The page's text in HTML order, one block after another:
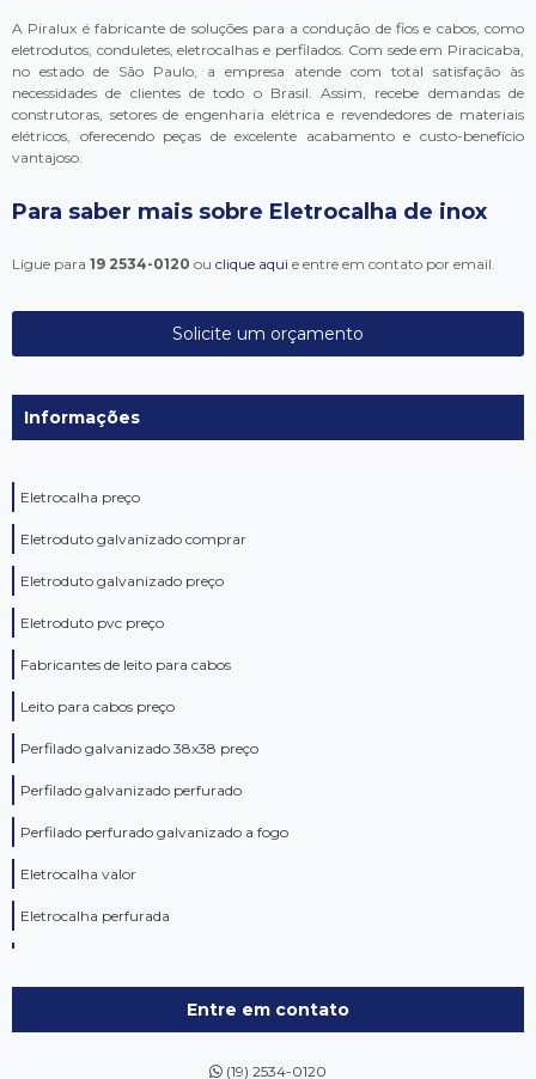
A Piralux é fabricante de soluções para a condução de fios e cabos, como
eletrodutos, conduletes, eletrocalhas e perfilados. Com sede em Piracicaba,
no estado de São Paulo, a empresa atende com total satisfação às
necessidades de clientes de todo o Brasil. Assim, recebe demandas de
construtoras, setores de engenharia elétrica e revendedores de materiais
elétricos, oferecendo peças de excelente acabamento e custo-benefício
vantajoso.
Para saber mais sobre Eletrocalha de inox
Ligue para 19 2534-0120 ou clique aqui e entre em contato por email.
Solicite um orçamento
Informações
Eletrocalha preço
Eletroduto galvanizado comprar
Eletroduto galvanizado preço
Eletroduto pvc preço
Fabricantes de leito para cabos
Leito para cabos preço
Perfilado galvanizado 38x38 preço
Perfilado galvanizado perfurado
Perfilado perfurado galvanizado a fogo
Eletrocalha valor
Eletrocalha perfurada
Entre em contato
(19) 2534-0120